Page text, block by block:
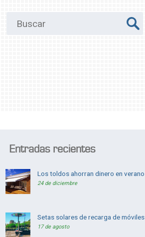
Entradas recientes
Los toldos ahorran dinero en verano
24 de diciembre
Setas solares de recarga de móviles
17 de agosto